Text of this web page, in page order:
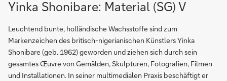
Yinka Shonibare: Material (SG) V
Leuchtend bunte, holländische Wachsstoffe sind zum
Markenzeichen des britisch-nigerianischen Künstlers Yinka
Shonibare (geb. 1962) geworden und ziehen sich durch sein
gesamtes Œuvre von Gemälden, Skulpturen, Fotografien, Filmen
und Installationen. In seiner multimedialen Praxis beschäftigt er